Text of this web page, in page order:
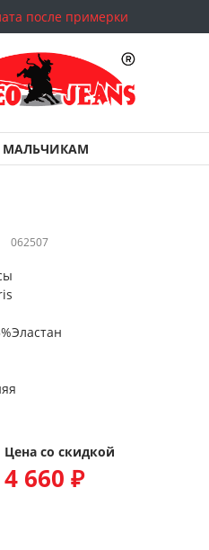
после примерки
МАЛЬЧИКАМ
062507
Цена со скидкой
4 660 ₽